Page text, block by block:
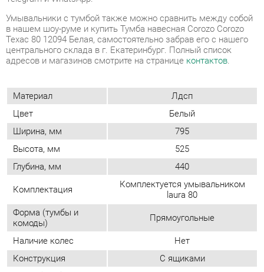
Материал Лдсп
Цвет
Белый
Ширина, мм
795
Глубина, мм
440
Комплектация
Комплектуется умывальником
laura 80
Форма (тумбы и
комоды) Прямоугольные
Наличие колес
Нет
Конструкция
С ящиками
комоды) Современный
Замок
Количество ящиков
2
Материал ящиков
Лдсп